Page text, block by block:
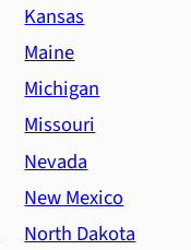
Kansas
Maine
Michigan
Missouri
Nevada
New Mexico
North Dakota